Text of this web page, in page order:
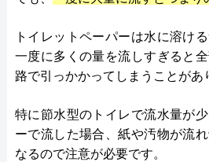
トイレットペーパーは水に溶け
一度に多くの量を流しすぎると
路で引っかかってしまうことがあ
特に節水型のトイレで流水量が
ーで流した場合、紙や汚物が流
なるので注意が必要です。